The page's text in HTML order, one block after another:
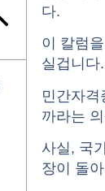
다.
이 칼럼
실겁니다.
민간자
까라는
사실, 국
장이 돌